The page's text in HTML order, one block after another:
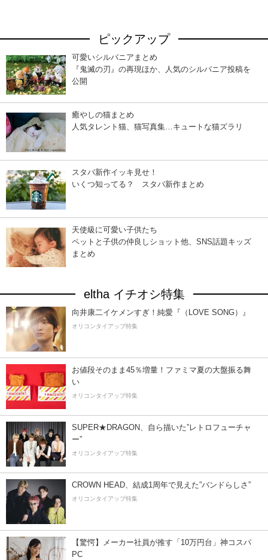
ピックアップ
可愛いシルバニアまとめ
『鬼滅の刃』の再現ほか、人気のシルバニア投稿を
公開
癒やしの猫まとめ
人気タレント猫、猫写真集…キュートな猫ズラリ
スタバ新作イッキ見せ！
いくつ知ってる？ スタバ新作まとめ
天使級に可愛い子供たち
ペットと子供の仲良しショット他、SNS話題キッズ
まとめ
eltha イチオシ特集
向井康二イケメンすぎ！純愛『（LOVE SONG）』
オリコンタイアップ特集
お値段そのまま45％増量！ファミマ夏の大盤振る舞
い
オリコンタイアップ特集
SUPER★DRAGON、自ら描いた”レトロフューチャ
ー”
オリコンタイアップ特集
CROWN HEAD、結成1周年で見えた”バンドらしさ”
オリコンタイアップ特集
【驚愕】メーカー社員が推す「10万円台」神コスパ
PC